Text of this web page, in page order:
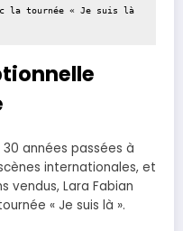
la tournée « Je suis là
années passées à
internationales, et
vendus, Lara Fabian
« Je suis là ».